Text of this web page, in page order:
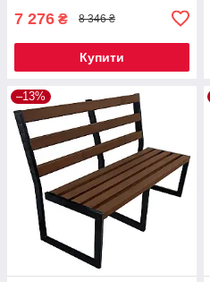
7 276 ₴ 8 346 ₴
Купити
–13%